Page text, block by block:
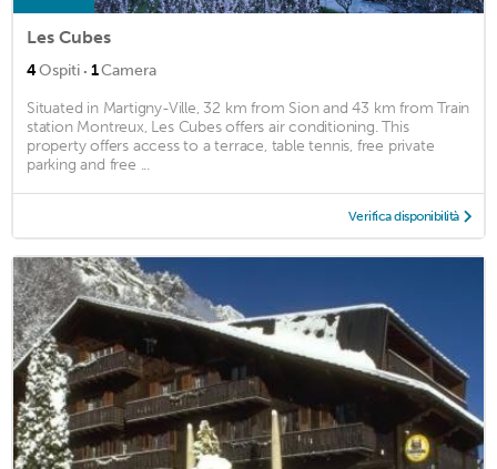
Les Cubes
4Ospiti · 1Camera
Situated in Martigny-Ville, 32 km from Sion and 43 km from Train
station Montreux, Les Cubes offers air conditioning. This
property offers access to a terrace, table tennis, free private
parking and free ...
Verifica disponibilità